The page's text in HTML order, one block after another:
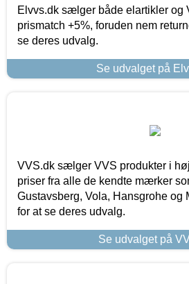
Elvvs.dk sælger både elartikler og
prismatch +5%, foruden nem
se deres udvalg.
Se udvalget på
VVS.dk sælger VVS produkter i
priser fra alle de kendte mærker
Gustavsberg, Vola, Hansgrohe og
for at se deres udvalg.
Se udvalget på